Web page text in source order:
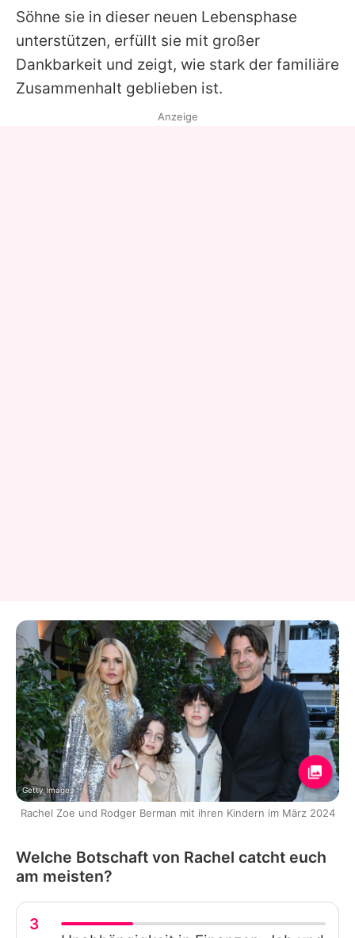
Söhne sie in dieser neuen Lebensphase
unterstützen, erfüllt sie mit großer
Dankbarkeit und zeigt, wie stark der familiäre
Zusammenhalt geblieben ist.
Anzeige
Getty Images
Rachel Zoe und Rodger Berman mit ihren Kindern im März 2024
Welche Botschaft von Rachel catcht euch
am meisten?
3